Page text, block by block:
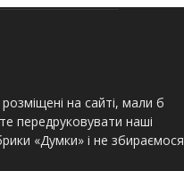
на сайті, мали б
передруковувати наші
«Думки» і не збираємося